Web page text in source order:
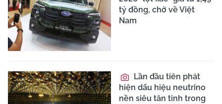
tỷ đồng, chờ về Việt
Nam
Lần đầu tiên phát
hiện dấu hiệu neutrino
nền siêu tân tinh trong